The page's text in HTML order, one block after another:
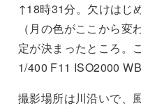
↑18時31分。欠けはじ
（月の色がここから
定が決まったところ。
1/400 F11 ISO2000
撮影場所は川沿いで、